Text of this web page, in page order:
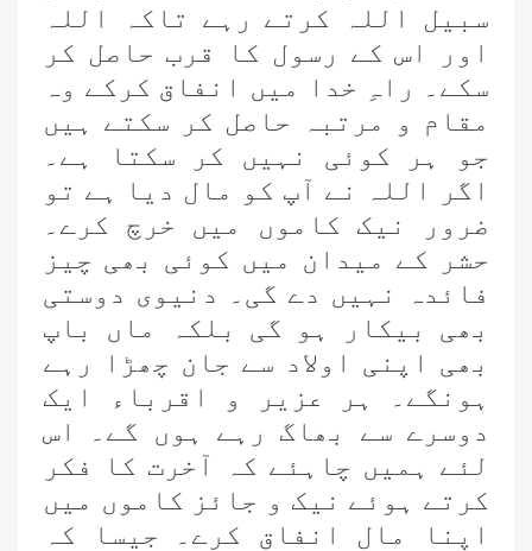
سبیل اللہ کرتے رہے تاکہ اللہ
اور اس کے رسول کا قرب حاصل کر
سکے۔ راہِ خدا میں انفاق کرکے وہ
مقام و مرتبہ حاصل کر سکتے ہیں
جو ہر کوئی نہیں کر سکتا ہے۔
اگر اللہ نے آپ کو مال دیا ہے تو
ضرور نیک کاموں میں خرچ کرے۔
حشر کے میدان میں کوئی بھی چیز
فائدہ نہیں دے گی۔ دنیوی دوستی
بھی بیکار ہو گی بلکہ ماں باپ
بھی اپنی اولاد سے جان چھڑا رہے
ہونگے۔ ہر عزیر و اقرباء ایک
دوسرے سے بھاگ رہے ہوں گے۔ اس
لئے ہمیں چاہئے کہ آخرت کا فکر
کرتے ہوئے نیک و جائز کاموں میں
اپنا مال انفاق کرے۔ جیسا کہ